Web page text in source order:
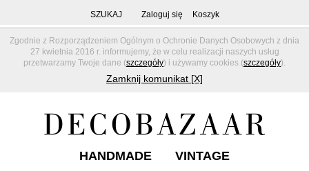
Zgodnie z Rozporządzeniem Ogólnym o Ochronie Danych Osobowych z dnia
27 kwietnia 2016 r. informujemy, że w celu realizacji naszych usług
przetwarzamy Twoje dane (szczegóły) i używamy cookies (szczegóły).
Zamknij komunikat [X]
SZUKAJ Zaloguj się Koszyk
HANDMADE VINTAGE